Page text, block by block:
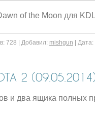
of the Moon для KDL.
728 Добавил: mishgun Дата:
2
и два ящика полных